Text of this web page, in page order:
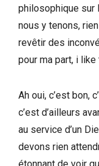
philosophique sur
nous y tenons,
revêtir des
pour ma part, i like
Ah oui, c’est bon,
c’est d’ailleurs
au service d’un
devons rien
étonnant de voir